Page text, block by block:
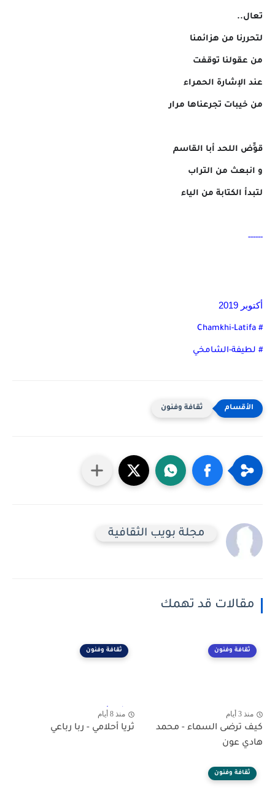
تعال..
لتحررنا من هزائمنا
من عقولنا توقفت
عند الإشارة الحمراء
من خيبات تجرعناها مرار
قوِّض اللحد أبا القاسم
و انبعث من التراب
لتبدأ الكتابة من الياء
------
أكتوبر 2019
# Chamkhi-Latifa
# لطيفة-الشامخي
ثقافة وفنون
مجلة بويب الثقافية
مقالات قد تهمك
ثقافة وفنون
منذ 3 أيام
كيف ترضى السماء - محمد
هادي عون
ثقافة وفنون
منذ 8 أيام
ثريا أحلامي - ربا رباعي
ثقافة وفنون